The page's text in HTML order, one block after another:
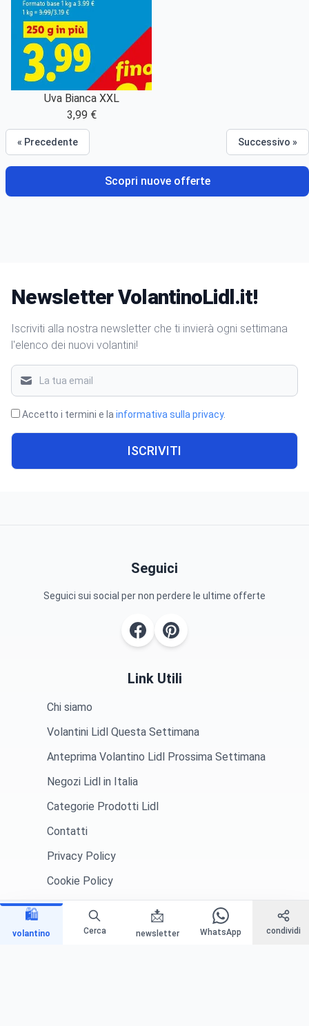
Uva Bianca XXL
3,99 €
« Precedente Successivo »
Scopri nuove offerte
🛍️
volantino Cerca
📩
newsletter WhatsApp condividi
Newsletter VolantinoLidl.it!
Iscriviti alla nostra newsletter che ti invierà ogni settimana
l'elenco dei nuovi volantini!
Accetto i termini e la informativa sulla privacy.
ISCRIVITI
Seguici
Seguici sui social per non perdere le ultime offerte
Link Utili
Chi siamo
Volantini Lidl Questa Settimana
Anteprima Volantino Lidl Prossima Settimana
Negozi Lidl in Italia
Categorie Prodotti Lidl
Contatti
Privacy Policy
Cookie Policy
Responsabilità